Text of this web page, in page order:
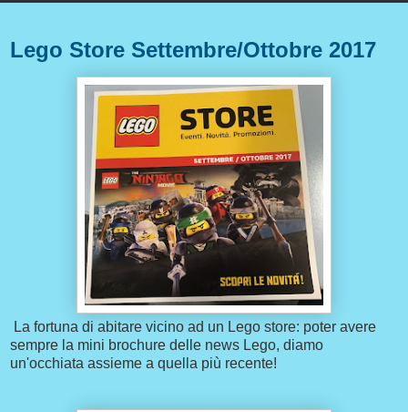
Lego Store Settembre/Ottobre 2017
La fortuna di abitare vicino ad un Lego store: poter avere
sempre la mini brochure delle news Lego, diamo
un'occhiata assieme a quella più recente!